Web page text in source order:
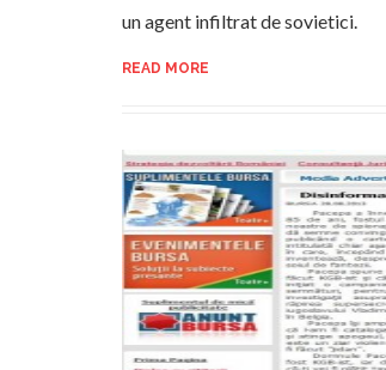
un agent infiltrat de sovietici.
READ MORE